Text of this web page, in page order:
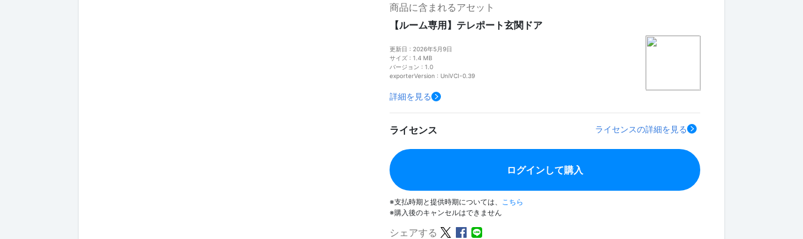
商品に含まれるアセット
【ルーム専用】テレポート玄関ドア
更新日 : 2026年5月9日
サイズ : 1.4 MB
バージョン : 1.0
exporterVersion : UniVCI-0.39
詳細を見る
ライセンス ライセンスの詳細を見る
ログインして購入
※支払時期と提供時期については、
こちら
※購入後のキャンセルはできません
シェアする